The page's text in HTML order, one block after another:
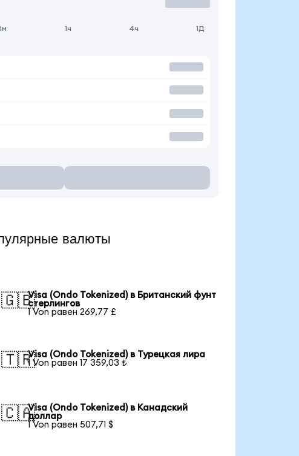
1ч 4ч 1Д
валюты
🇬🇧Visa (Ondo Tokenized) в Британский фунт
стерлингов
1 Von равен 269,77 £
🇹🇷Visa (Ondo Tokenized) в Турецкая лира
1 Von равен 17 359,03 ₺
🇨🇦Visa (Ondo Tokenized) в Канадский
доллар
1 Von равен 507,71 $